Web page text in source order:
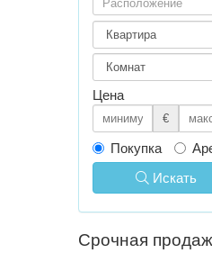
Цена
€
Покупка
Искать
Срочная